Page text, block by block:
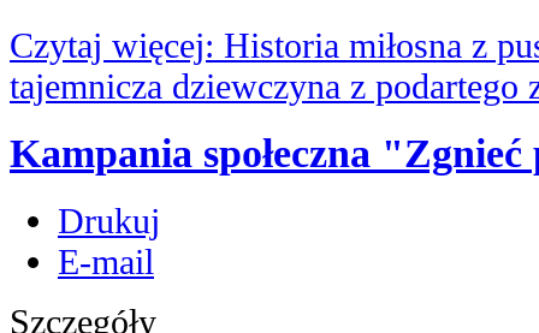
Czytaj więcej: Historia miłosna z
tajemnicza dziewczyna z podartego
Kampania społeczna
Drukuj
E-mail
Szczegóły